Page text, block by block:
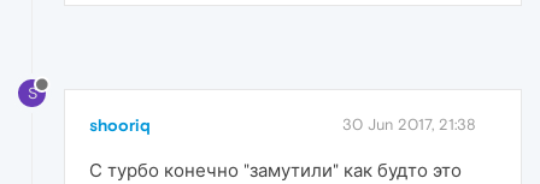
S
shooriq 30 Jun 2017, 21:38
С турбо конечно "замутили" как будто это